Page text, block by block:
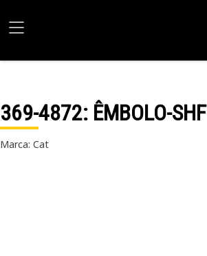
369-4872: ÊMBOLO-SHF
Marca: Cat